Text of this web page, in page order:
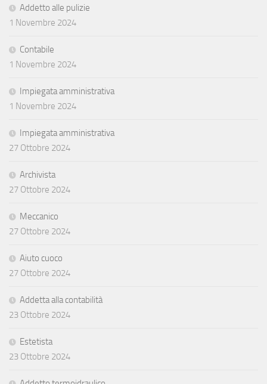
Addetto alle pulizie
1 Novembre 2024
Contabile
1 Novembre 2024
Impiegata amministrativa
1 Novembre 2024
Impiegata amministrativa
27 Ottobre 2024
Archivista
27 Ottobre 2024
Meccanico
27 Ottobre 2024
Aiuto cuoco
27 Ottobre 2024
Addetta alla contabilità
23 Ottobre 2024
Estetista
23 Ottobre 2024